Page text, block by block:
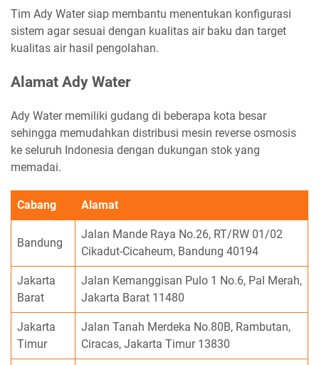
Tim Ady Water siap membantu menentukan konfigurasi
sistem agar sesuai dengan kualitas air baku dan target
kualitas air hasil pengolahan.
Alamat Ady Water
Ady Water memiliki gudang di beberapa kota besar
sehingga memudahkan distribusi mesin reverse osmosis
ke seluruh Indonesia dengan dukungan stok yang
memadai.
Cabang Alamat
Bandung
Jalan Mande Raya No.26, RT/RW 01/02
Cikadut-Cicaheum, Bandung 40194
Jakarta
Barat
Jalan Kemanggisan Pulo 1 No.6, Pal Merah,
Jakarta Barat 11480
Jakarta
Timur
Jalan Tanah Merdeka No.80B, Rambutan,
Ciracas, Jakarta Timur 13830